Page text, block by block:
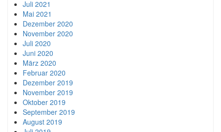
Juli 2021
Mai 2021
Dezember 2020
November 2020
Juli 2020
Juni 2020
März 2020
Februar 2020
Dezember 2019
November 2019
Oktober 2019
September 2019
August 2019